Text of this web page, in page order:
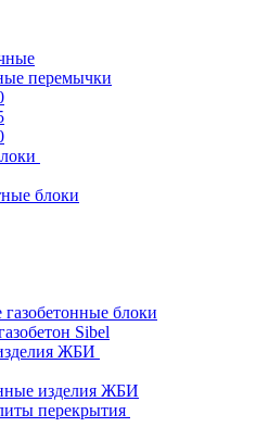
перемычки
блоки
газобетонные блоки
Sibel
ЖБИ
изделия ЖБИ
перекрытия